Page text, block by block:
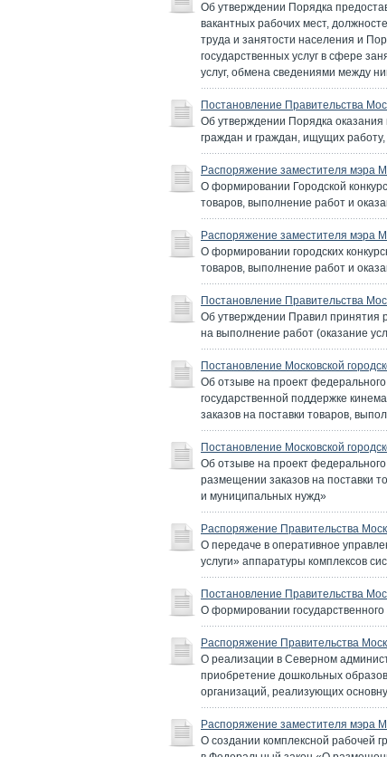
Об утверждении Порядка
вакантных рабочих мест,
труда и занятости населения и
государственных услуг в сфере
услуг, обмена сведениями между
Постановление Правительства
Об утверждении Порядка
граждан и граждан, ищущих
Распоряжение заместителя мэра
О формировании Городской
товаров, выполнение работ и
Распоряжение заместителя мэра
О формировании городских
товаров, выполнение работ и
Постановление Правительства
Об утверждении Правил принятия
на выполнение работ (оказание
Постановление Московской
Об отзыве на проект
государственной поддержке
заказов на поставки товаров,
Постановление Московской
Об отзыве на проект
размещении заказов на поставки
и муниципальных нужд»
Распоряжение Правительства
О передаче в оперативное
услуги» аппаратуры комплексов
Постановление Правительства
О формировании
Распоряжение Правительства
О реализации в Северном
приобретение дошкольных
организаций, реализующих
Распоряжение заместителя мэра
О создании комплексной рабочей